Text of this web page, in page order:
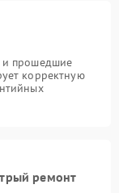
и прошедшие
корректную
ремонт